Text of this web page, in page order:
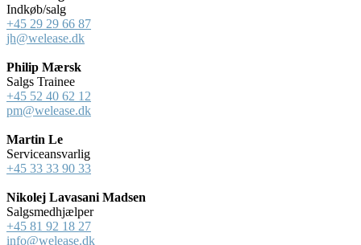
Indkøb/salg
+45 29 29 66 87
jh@welease.dk
Philip Mærsk
Salgs Trainee
+45 52 40 62 12
pm@welease.dk
Martin Le
Serviceansvarlig
+45 33 33 90 33
Nikolej Lavasani Madsen
Salgsmedhjælper
+45 81 92 18 27
info@welease.dk